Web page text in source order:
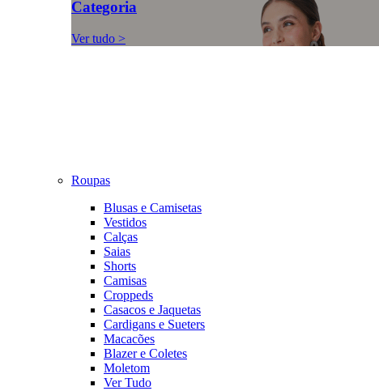
Categoria
Ver tudo >
Roupas
Blusas e Camisetas
Vestidos
Calças
Saias
Shorts
Camisas
Croppeds
Casacos e Jaquetas
Cardigans e Sueters
Macacões
Blazer e Coletes
Moletom
Ver Tudo